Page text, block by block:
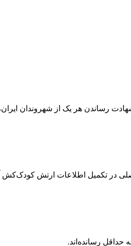
شهادت رساندن هر یک از شهروندان
که نقش اصلی در تکمیل اطلاعات ارتش
حداقل رسانده‌اند.